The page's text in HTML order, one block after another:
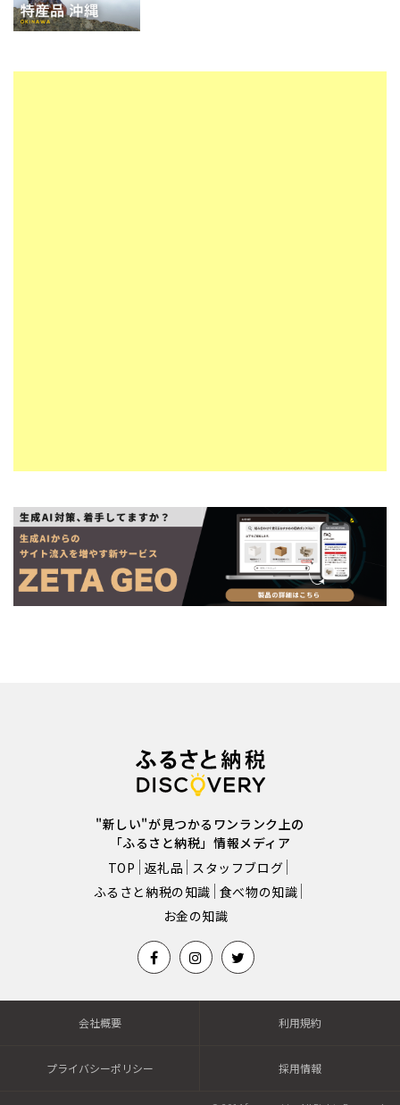
"新しい"が見つかるワンランク上の
「ふるさと納税」情報メディア
TOP 返礼品 スタッフブログ
ふるさと納税の知識 食べ物の知識
お金の知識
会社概要 利用規約
プライバシーポリシー 採用情報